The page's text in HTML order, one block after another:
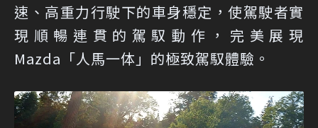
速、高重力行駛下的車身穩定，使駕駛者實
現順暢連貫的駕馭動作，完美展現
Mazda「人馬一体」的極致駕馭體驗。